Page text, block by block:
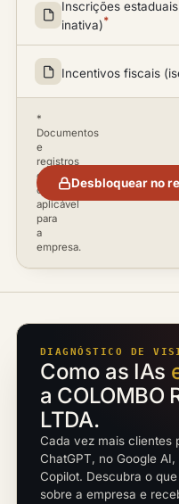
Inscrições
inativa)*
Incentivos fiscais
*
Documentos
e
registros
disponíveis
conforme
aplicável
para
a
empresa.
Desbloquear no
DIAGNÓSTICO DE
Como as IAs
a COLOMBO
LTDA.
Cada vez mais clientes
ChatGPT, no Google
Copilot. Descubra o
sobre a empresa e